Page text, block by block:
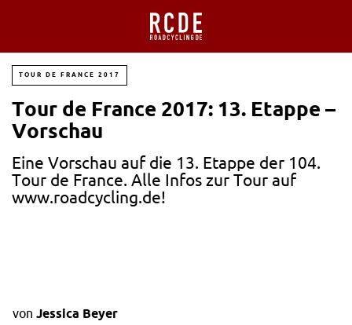
TOUR DE FRANCE 2017
Tour de France 2017: 13. Etappe –
Vorschau
Eine Vorschau auf die 13. Etappe der 104.
Tour de France. Alle Infos zur Tour auf
www.roadcycling.de!
von Jessica Beyer